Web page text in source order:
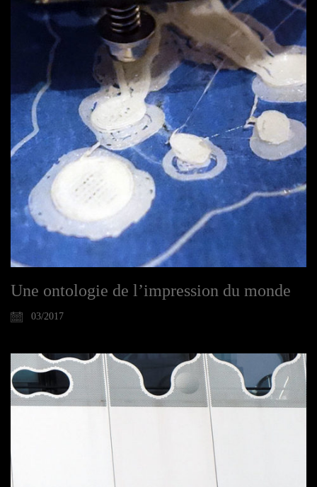
Une ontologie de l’impression du monde
03/2017